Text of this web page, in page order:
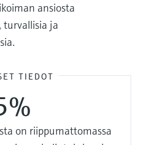
ansiosta
ja
TIEDOT
on riippumattomassa